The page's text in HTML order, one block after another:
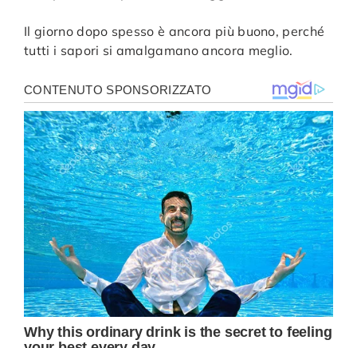
Il giorno dopo spesso è ancora più buono, perché
tutti i sapori si amalgamano ancora meglio.